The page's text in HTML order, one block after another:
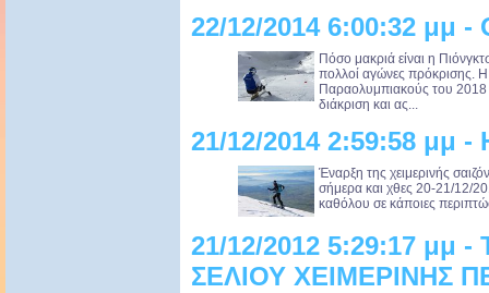
22/12/2014 6:00:32 μμ -
Πόσο μακριά είναι η
πολλοί αγώνες πρόκρισης. Η
Παραολυμπιακούς του
διάκριση και ας...
21/12/2014 2:59:58 μμ
Έναρξη της χειμερινής
σήμερα και χθες 20-21/12/
καθόλου σε κάποιες
21/12/2012 5:29:17 μμ
ΣΕΛΙΟΥ ΧΕΙΜΕΡΙΝΗΣ